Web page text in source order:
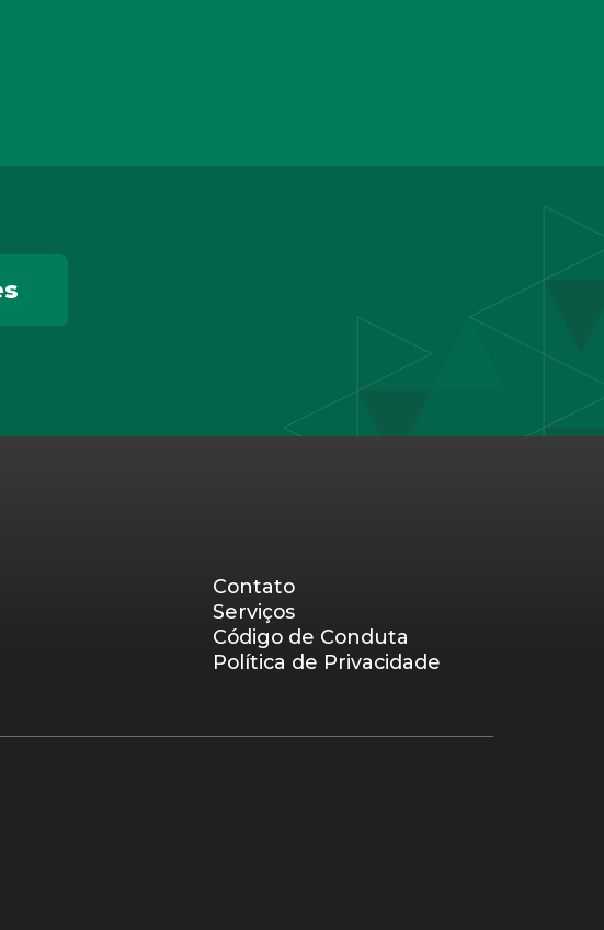
Contato
Serviços
Código de Conduta
Política de Privacidade